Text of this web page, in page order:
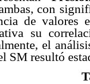
con
de valores
su
el
SM resultó